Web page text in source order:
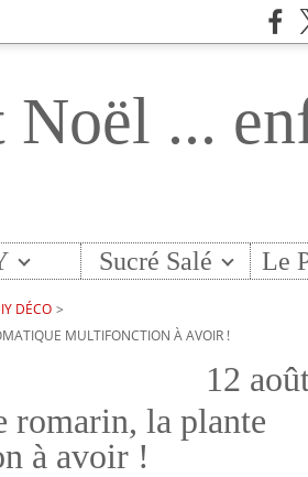
Noël ...
Sucré Salé Le
DÉCO >
MULTIFONCTION À AVOIR !
12
romarin, la plante
à avoir !